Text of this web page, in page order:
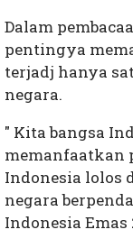
Dalam
pentingya
terjadj hanya
negara.
" Kita bangsa
memanfaatkan
Indonesia lolos
negara
Indonesia Emas